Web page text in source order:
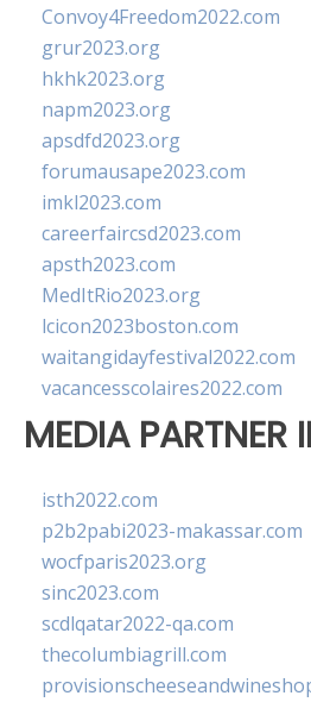
Convoy4Freedom2022.com
grur2023.org
hkhk2023.org
napm2023.org
apsdfd2023.org
forumausape2023.com
imkl2023.com
careerfaircsd2023.com
apsth2023.com
MedItRio2023.org
lcicon2023boston.com
waitangidayfestival2022.com
vacancesscolaires2022.com
MEDIA PARTNER II
isth2022.com
p2b2pabi2023-makassar.com
wocfparis2023.org
sinc2023.com
scdlqatar2022-qa.com
thecolumbiagrill.com